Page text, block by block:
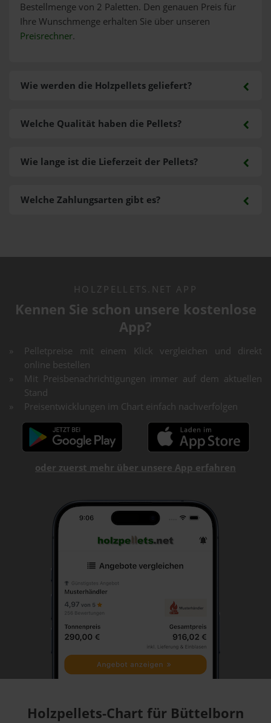
Bestellmenge von 2 Paletten. Den genauen Preis für
Ihre Wunschmenge erhalten Sie über unseren
Preisrechner.
Wie werden die Holzpellets geliefert?
Welche Zahlungsarten gibt es?
Welche Qualität haben die Pellets?
Wie lange ist die Lieferzeit der Pellets?
HOLZPELLETS.NET APP
Kennen Sie schon unsere kostenlose
App?
Pelletpreise mit einem Klick vergleichen und direkt
online bestellen
Mit Preisbenachrichtigungen immer auf dem aktuellen
Stand
Preisentwicklungen im Chart einfach nachverfolgen
oder zuerst mehr über unsere App erfahren
Holzpellets-Chart für Büttelborn